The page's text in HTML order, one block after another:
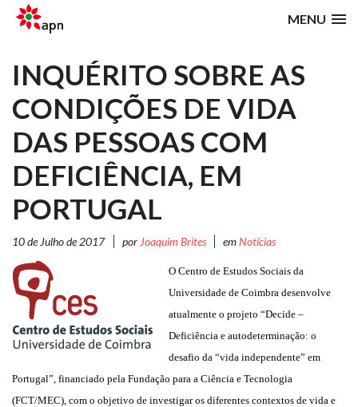
MENU
INQUÉRITO SOBRE AS
CONDIÇÕES DE VIDA
DAS PESSOAS COM
DEFICIÊNCIA, EM
PORTUGAL
10 de Julho de 2017 por Joaquim Brites emNotícias
O Centro de Estudos Sociais da
Universidade de Coimbra desenvolve
atualmente o projeto “Decide –
Deficiência e autodeterminação: o
desafio da “vida independente” em
Portugal”, financiado pela Fundação para a Ciência e Tecnologia
(FCT/MEC), com o objetivo de investigar os diferentes contextos de vida e